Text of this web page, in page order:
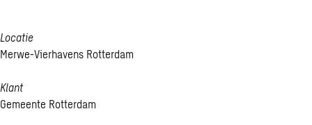
Locatie
Merwe-Vierhavens Rotterdam
Klant
Gemeente Rotterdam